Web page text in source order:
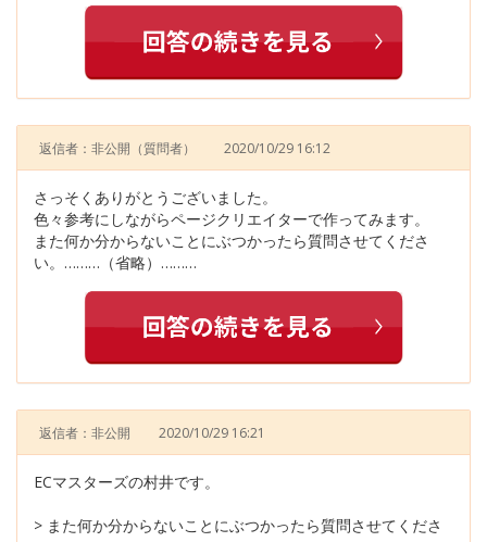
返信者：非公開 （質問者） 2020/10/29 16:12
さっそくありがとうございました。
色々参考にしながらページクリエイターで作ってみます。
また何か分からないことにぶつかったら質問させてくださ
い。………（省略）………
返信者：非公開 2020/10/29 16:21
ECマスターズの村井です。
> また何か分からないことにぶつかったら質問させてくださ